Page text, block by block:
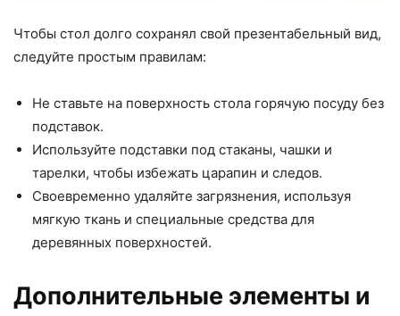
Чтобы стол долго сохранял свой презентабельный вид,
следуйте простым правилам:
Не ставьте на поверхность стола горячую посуду без
подставок.
Используйте подставки под стаканы, чашки и
тарелки, чтобы избежать царапин и следов.
Своевременно удаляйте загрязнения, используя
мягкую ткань и специальные средства для
деревянных поверхностей.
Дополнительные элементы и